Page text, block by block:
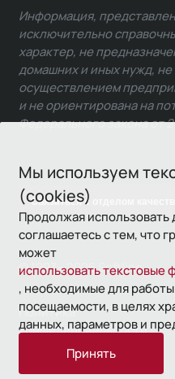
Мы используем
(cookies)
Продолжая использовать
соглашаетесь с тем, что
может
использовать текстовые
, необходимые для
посещаемости, в целях
данных, параметров и
Принять
Связаться с отделом качества
Информация,
исключительно
характер, не
домашних и иных нужд, не
осуществлением
и не ориентирована на
Федерального закона
© 1993—2026 Softline
Политика
конфиденциальности